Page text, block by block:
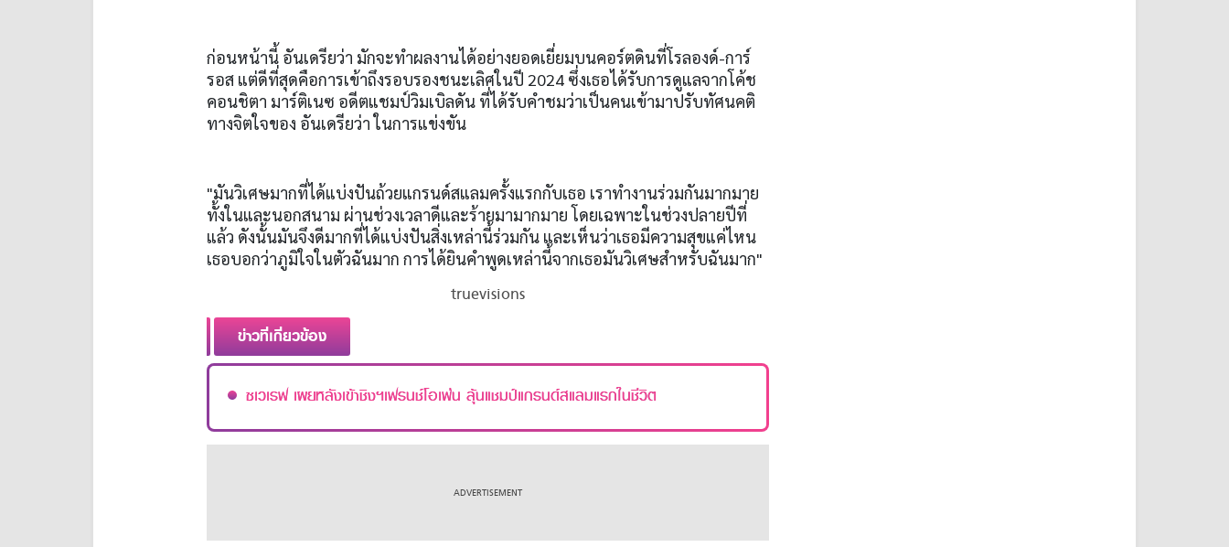
ก่อนหน้านี้ อันเดรียว่า มักจะทำผลงานได้อย่างยอดเยี่ยมบนคอร์ตดินที่โรลองด์-การ์
รอส แต่ดีที่สุดคือการเข้าถึงรอบรองชนะเลิศในปี 2024 ซึ่งเธอได้รับการดูแลจากโค้ช
คอนชิตา มาร์ติเนซ อดีตแชมป์วิมเบิลดัน ที่ได้รับคำชมว่าเป็นคนเข้ามาปรับทัศนคติ
ทางจิตใจของ อันเดรียว่า ในการแข่งขัน
"มันวิเศษมากที่ได้แบ่งปันถ้วยแกรนด์สแลมครั้งแรกกับเธอ เราทำงานร่วมกันมากมาย
ทั้งในและนอกสนาม ผ่านช่วงเวลาดีและร้ายมามากมาย โดยเฉพาะในช่วงปลายปีที่
แล้ว ดังนั้นมันจึงดีมากที่ได้แบ่งปันสิ่งเหล่านี้ร่วมกัน และเห็นว่าเธอมีความสุขแค่ไหน
เธอบอกว่าภูมิใจในตัวฉันมาก การได้ยินคำพูดเหล่านี้จากเธอมันวิเศษสำหรับฉันมาก"
truevisions
ข่าวที่เกี่ยวข้อง
ซเวเรฟ เผยหลังเข้าชิงฯเฟรนช์โอเพ่น ลุ้นแชมป์แกรนด์สแลมแรกในชีวิต